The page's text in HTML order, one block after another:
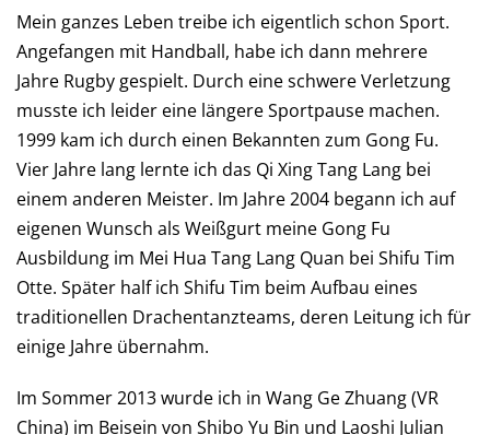
Mein ganzes Leben treibe ich eigentlich schon Sport.
Angefangen mit Handball, habe ich dann mehrere
Jahre Rugby gespielt. Durch eine schwere Verletzung
musste ich leider eine längere Sportpause machen.
1999 kam ich durch einen Bekannten zum Gong Fu.
Vier Jahre lang lernte ich das Qi Xing Tang Lang bei
einem anderen Meister. Im Jahre 2004 begann ich auf
eigenen Wunsch als Weißgurt meine Gong Fu
Ausbildung im Mei Hua Tang Lang Quan bei Shifu Tim
Otte. Später half ich Shifu Tim beim Aufbau eines
traditionellen Drachentanzteams, deren Leitung ich für
einige Jahre übernahm.
Im Sommer 2013 wurde ich in Wang Ge Zhuang (VR
China) im Beisein von Shibo Yu Bin und Laoshi Julian